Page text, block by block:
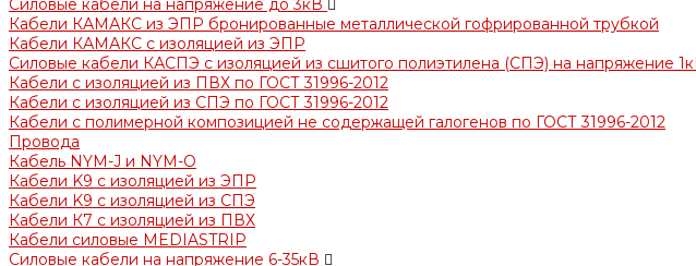
Силовые кабели на напряжение до 3кВ
Кабели КАМАКС из ЭПР бронированные металлической гофрированной трубкой
Кабели КАМАКС с изоляцией из ЭПР
Силовые кабели КАСПЭ с изоляцией из сшитого полиэтилена (СПЭ) на напряжение
Кабели с изоляцией из ПВХ по ГОСТ 31996-2012
Кабели с изоляцией из СПЭ по ГОСТ 31996-2012
Кабели с полимерной композицией не содержащей галогенов по ГОСТ 31996-2012
Провода
Кабель NYM-J и NYM-O
Кабели K9 с изоляцией из ЭПР
Кабели K9 с изоляцией из СПЭ
Кабели К7 с изоляцией из ПВХ
Кабели силовые MEDIASTRIP
Силовые кабели на напряжение 6-35кВ